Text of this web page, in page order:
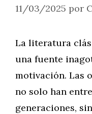
11/03/2025 por
La literatura
una fuente
motivación. Las
no solo han
generaciones,